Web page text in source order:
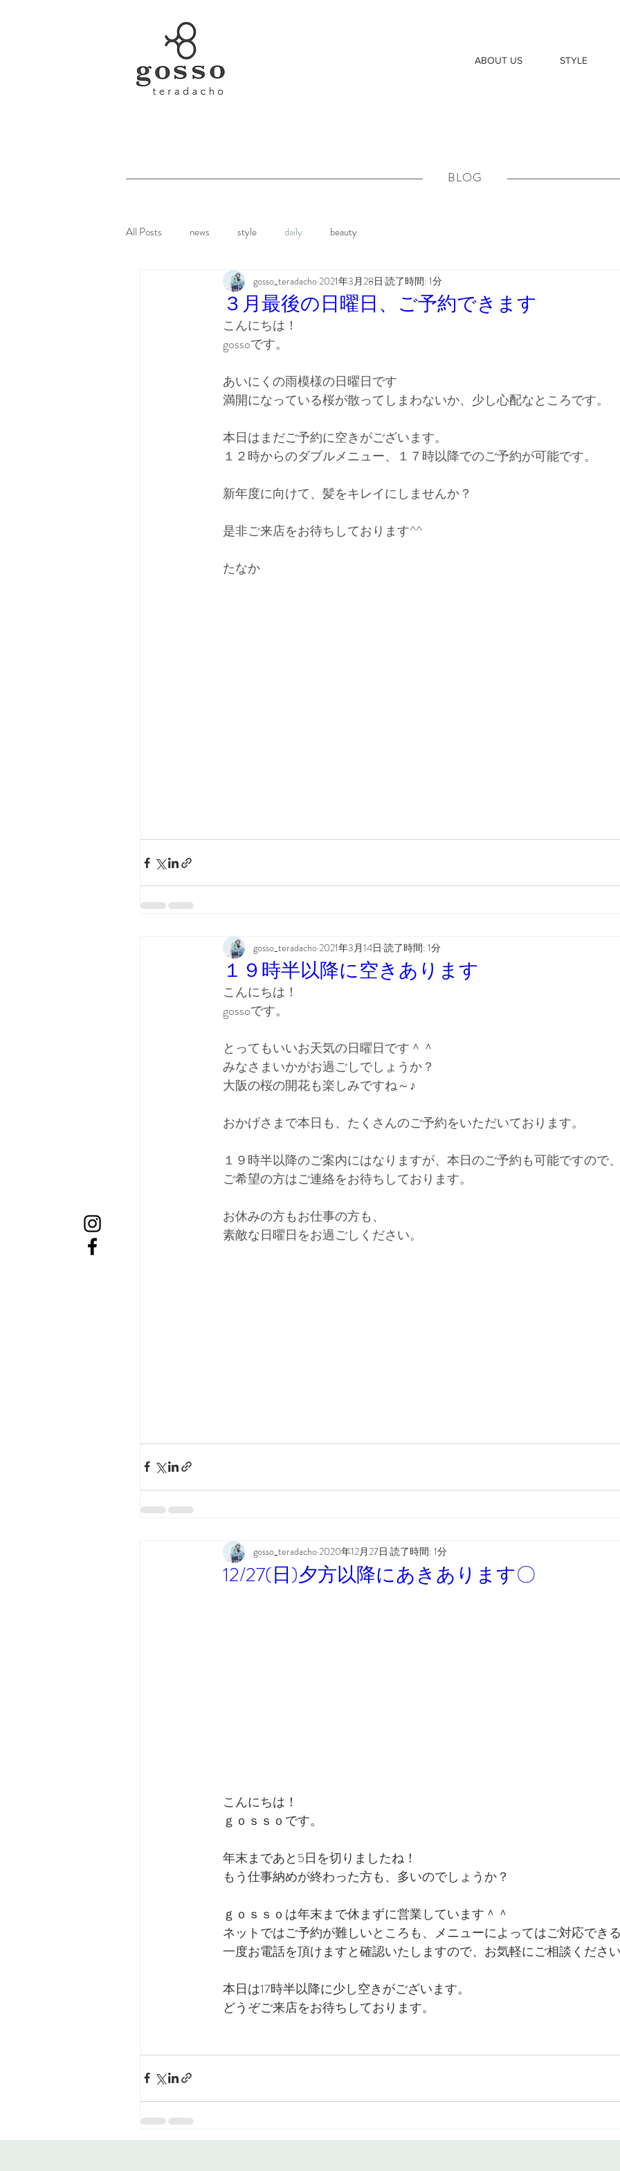
ABOUT US STYLE
​BLOG
All Posts news style daily beauty
３月最後の日曜日、ご予約できます
gosso_teradacho 2021年3月28日 読了時間: 1分
こんにちは！
gossoです。
あいにくの雨模様の日曜日です
満開になっている桜が散ってしまわないか、少し心配なところです。
本日はまだご予約に空きがございます。
１２時からのダブルメニュー、１７時以降でのご予約が可能です。
新年度に向けて、髪をキレイにしませんか？
是非ご来店をお待ちしております^^
たなか
１９時半以降に空きあります
gosso_teradacho 2021年3月14日 読了時間: 1分
こんにちは！
gossoです。
とってもいいお天気の日曜日です＾＾
みなさまいかがお過ごしでしょうか？
大阪の桜の開花も楽しみですね～♪
おかげさまで本日も、たくさんのご予約をいただいております。
１９時半以降のご案内にはなりますが、本日のご予約も可能ですので
ご希望の方はご連絡をお待ちしております。
お休みの方もお仕事の方も、
素敵な日曜日をお過ごしください。
12/27(日)夕方以降にあきあります〇
gosso_teradacho 2020年12月27日 読了時間: 1分
こんにちは！
ｇｏｓｓｏです。
年末まであと5日を切りましたね！
もう仕事納めが終わった方も、多いのでしょうか？
ｇｏｓｓｏは年末まで休まずに営業しています＾＾
ネットではご予約が難しいところも、メニューによってはご対応でき
一度お電話を頂けますと確認いたしますので、お気軽にご相談くださ
本日は17時半以降に少し空きがございます。
どうぞご来店をお待ちしております。